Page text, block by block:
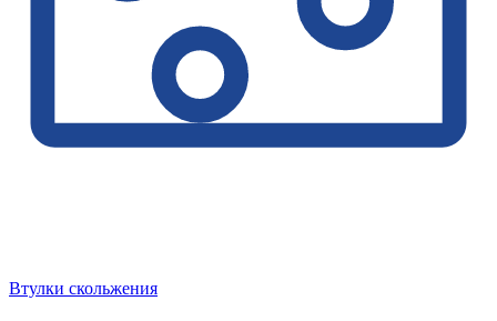
Втулки скольжения